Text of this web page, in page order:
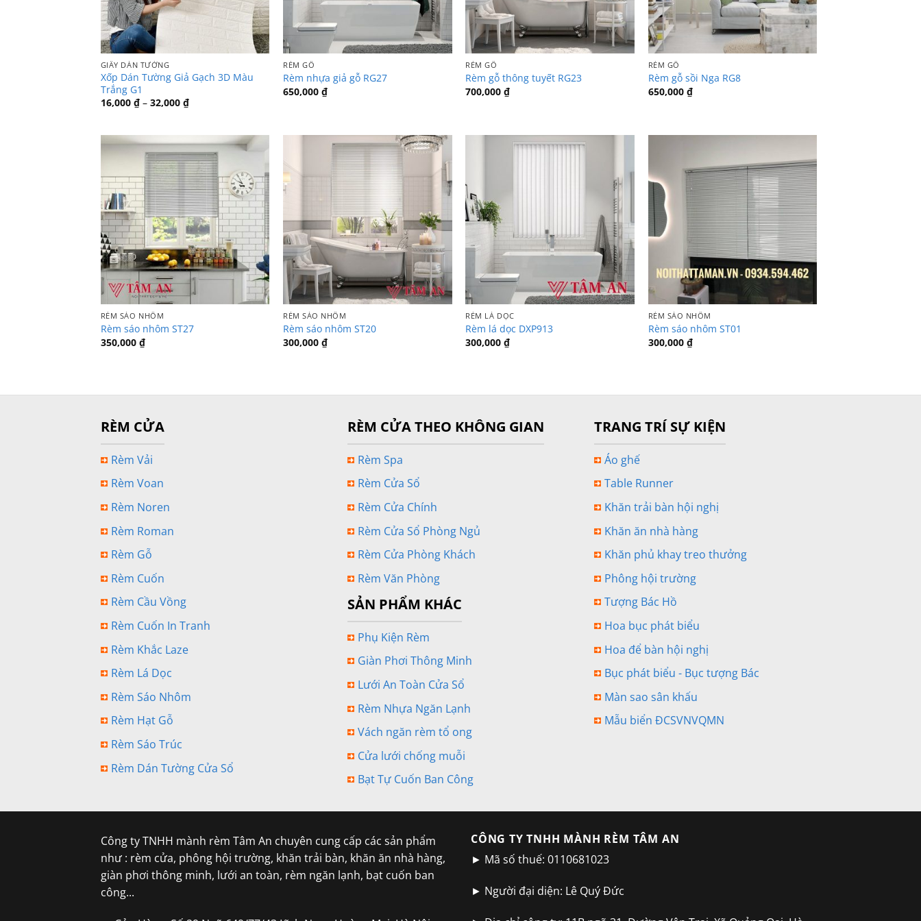
GIẤY DÁN TƯỜNG
Xốp Dán Tường Giả Gạch 3D Màu
Trắng G1
16,000 ₫ – 32,000 ₫Khoảng
giá:
đến
32,000 ₫
RÈM GỖ
Rèm nhựa giả gỗ RG27
650,000₫
RÈM GỖ
Rèm gỗ thông tuyết RG23
700,000₫
RÈM GỖ
Rèm gỗ sồi Nga RG8
650,000 ₫
RÈM SÁO NHÔM
Rèm sáo nhôm ST27
350,000 ₫
RÈM SÁO NHÔM
Rèm sáo nhôm ST20
300,000₫
RÈM LÁ DỌC
Rèm lá dọc DXP913
300,000₫
RÈM SÁO NHÔM
Rèm sáo nhôm ST01
300,000 ₫
RÈM CỬA
Rèm Vải
Rèm Voan
Rèm Noren
Rèm Roman
Rèm Gỗ
Rèm Cuốn
Rèm Cầu Vồng
Rèm Cuốn In Tranh
Rèm Khắc Laze
Rèm Lá Dọc
Rèm Sáo Nhôm
Rèm Hạt Gỗ
Rèm Sáo Trúc
Rèm Dán Tường Cửa Sổ
RÈM CỬA THEO KHÔNG GIAN
Rèm Spa
Rèm Cửa Sổ
Rèm Cửa Chính
Rèm Cửa Sổ Phòng Ngủ
Rèm Cửa Phòng Khách
Rèm Văn Phòng
SẢN PHẨM KHÁC
Phụ Kiện Rèm
Giàn Phơi Thông Minh
Lưới An Toàn Cửa Sổ
Rèm Nhựa Ngăn Lạnh
Vách ngăn rèm tổ ong
Cửa lưới chống muỗi
Bạt Tự Cuốn Ban Công
TRANG TRÍ SỰ KIỆN
Áo ghế
Table Runner
Khăn trải bàn hội nghị
Khăn ăn nhà hàng
Khăn phủ khay treo thưởng
Phông hội trường
Tượng Bác Hồ
Hoa bục phát biểu
Hoa để bàn hội nghị
Bục phát biểu - Bục tượng Bác
Màn sao sân khấu
Mẫu biển ĐCSVNVQMN
Công ty TNHH mành rèm Tâm An chuyên cung cấp các sản phẩm
như : rèm cửa, phông hội trường, khăn trải bàn, khăn ăn nhà hàng,
giàn phơi thông minh, lưới an toàn, rèm ngăn lạnh, bạt cuốn ban
công...
CÔNG TY TNHH MÀNH RÈM TÂM AN
► Mã số thuế: 0110681023
► Người đại diện: Lê Quý Đức